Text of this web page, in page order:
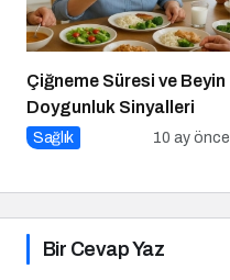
Çiğneme Süresi ve Beyin
Doygunluk Sinyalleri
Sağlık 10 ay önce
Bir Cevap Yaz